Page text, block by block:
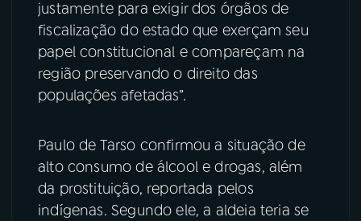
justamente para exigir dos órgãos de
fiscalização do estado que exerçam seu
papel constitucional e compareçam na
região preservando o direito das
populações afetadas”.
Paulo de Tarso confirmou a situação de
alto consumo de álcool e drogas, além
da prostituição, reportada pelos
indígenas. Segundo ele, a aldeia teria se